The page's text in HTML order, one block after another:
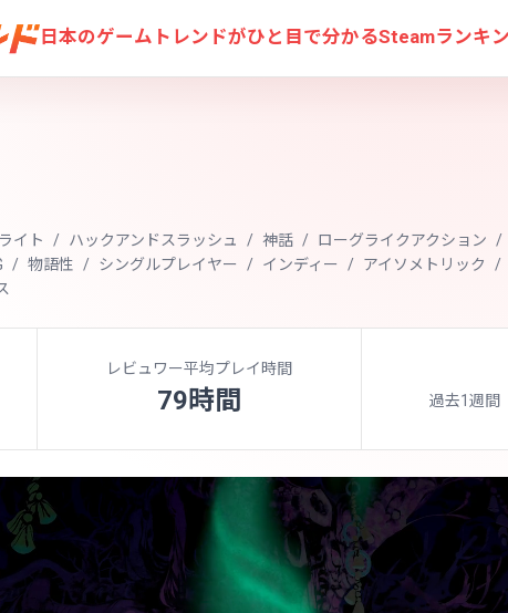
日本のゲームトレンドがひと目で分かるSteamランキ
イト ハックアンドスラッシュ 神話 ローグライクアクション
物語性 シングルプレイヤー インディー アイソメトリック
レビュワー平均プレイ時間
79時間
過去1週間